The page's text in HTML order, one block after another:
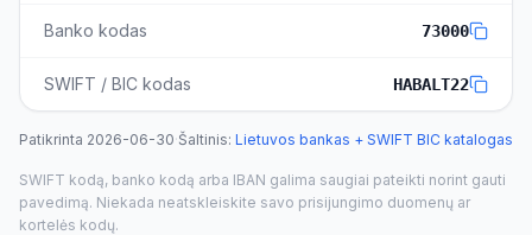
Banko kodas 73000
SWIFT / BIC kodas HABALT22
Patikrinta 2026-06-30·Šaltinis: Lietuvos bankas + SWIFT BIC katalogas
SWIFT kodą, banko kodą arba IBAN galima saugiai pateikti norint gauti
pavedimą. Niekada neatskleiskite savo prisijungimo duomenų ar
kortelės kodų.